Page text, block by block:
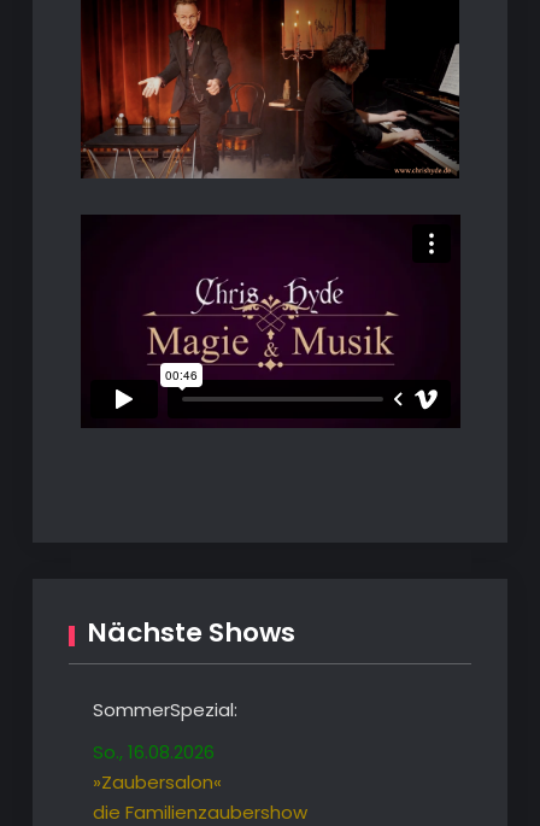
Nächste Shows
SommerSpezial:
So., 16.08.2026
»Zaubersalon«
die Familienzaubershow